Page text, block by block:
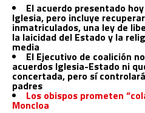
El acuerdo presentado
Iglesia, pero incluye
inmatriculados, una ley de
la laicidad del Estado y la
media
El Ejecutivo de coalición
acuerdos Iglesia-Estado ni
concertada, pero sí
padres
Los obispos prometen
Moncloa